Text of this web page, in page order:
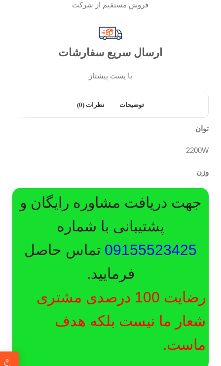
فروش مستقیم از شرکت
ارسال سریع سفارشات
با پست پیشتاز
توضیحات نظرات (0)
توان
2200W
وزن
جهت دریافت مشاوره رایگان و
پشتیبانی با شماره
09155523425 تماس حاصل
فرمایید.
رضایت 100 درصدی مشتری
شعار ما نیست بلکه هدف
ماست.